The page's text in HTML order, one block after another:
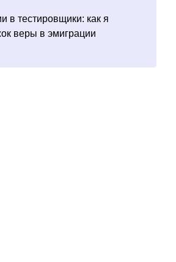
в тестировщики: как я
веры в эмиграции